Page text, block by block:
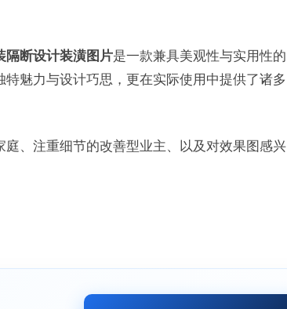
隔断设计装潢图片是一款兼具美观性与实用性的
特魅力与设计巧思，更在实际使用中提供了诸多
庭、注重细节的改善型业主、以及对效果图感兴